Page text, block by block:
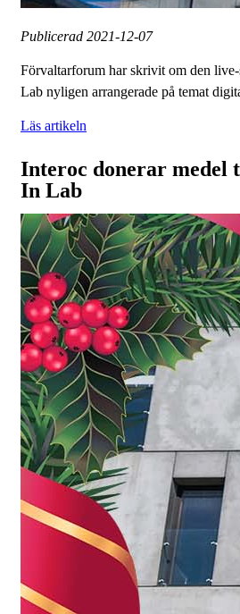
Publicerad 2021-12-07
Förvaltarforum har skrivit om den
Lab nyligen arrangerade på temat
Läs artikeln
Interoc donerar
In Lab